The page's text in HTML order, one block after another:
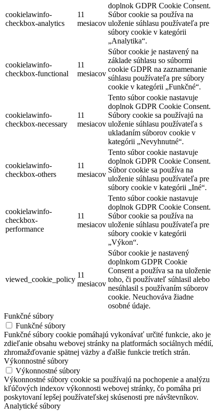
cookielawinfo-
checkbox-analytics
11
mesiacov
doplnok GDPR Cookie Consent.
Súbor cookie sa používa na
uloženie súhlasu používateľa pre
súbory cookie v kategórii
„Analytika“.
cookielawinfo-
checkbox-functional
11
mesiacov
Súbor cookie je nastavený na
základe súhlasu so súbormi
cookie GDPR na zaznamenanie
súhlasu používateľa pre súbory
cookie v kategórii „Funkčné“.
cookielawinfo-
checkbox-necessary
11
mesiacov
Tento súbor cookie nastavuje
doplnok GDPR Cookie Consent.
Súbory cookie sa používajú na
uloženie súhlasu používateľa s
ukladaním súborov cookie v
kategórii „Nevyhnutné“.
cookielawinfo-
checkbox-others
11
mesiacov
Tento súbor cookie nastavuje
doplnok GDPR Cookie Consent.
Súbor cookie sa používa na
uloženie súhlasu používateľa pre
súbory cookie v kategórii „Iné“.
cookielawinfo-
checkbox-
performance
11
mesiacov
Tento súbor cookie nastavuje
doplnok GDPR Cookie Consent.
Súbor cookie sa používa na
uloženie súhlasu používateľa pre
súbory cookie v kategórii
„Výkon“.
viewed_cookie_policy
11
mesiacov
Súbor cookie je nastavený
doplnkom GDPR Cookie
Consent a používa sa na uloženie
toho, či používateľ súhlasil alebo
nesúhlasil s používaním súborov
cookie. Neuchováva žiadne
osobné údaje.
Funkčné súbory
Funkčné súbory
Funkčné súbory cookie pomáhajú vykonávať určité funkcie, ako je
zdieľanie obsahu webovej stránky na platformách sociálnych médií,
zhromažďovanie spätnej väzby a ďalšie funkcie tretích strán.
Výkonnostné súbory
Výkonnostné súbory
Výkonnostné súbory cookie sa používajú na pochopenie a analýzu
kľúčových indexov výkonnosti webovej stránky, čo pomáha pri
poskytovaní lepšej používateľskej skúsenosti pre návštevníkov.
Analytické súbory